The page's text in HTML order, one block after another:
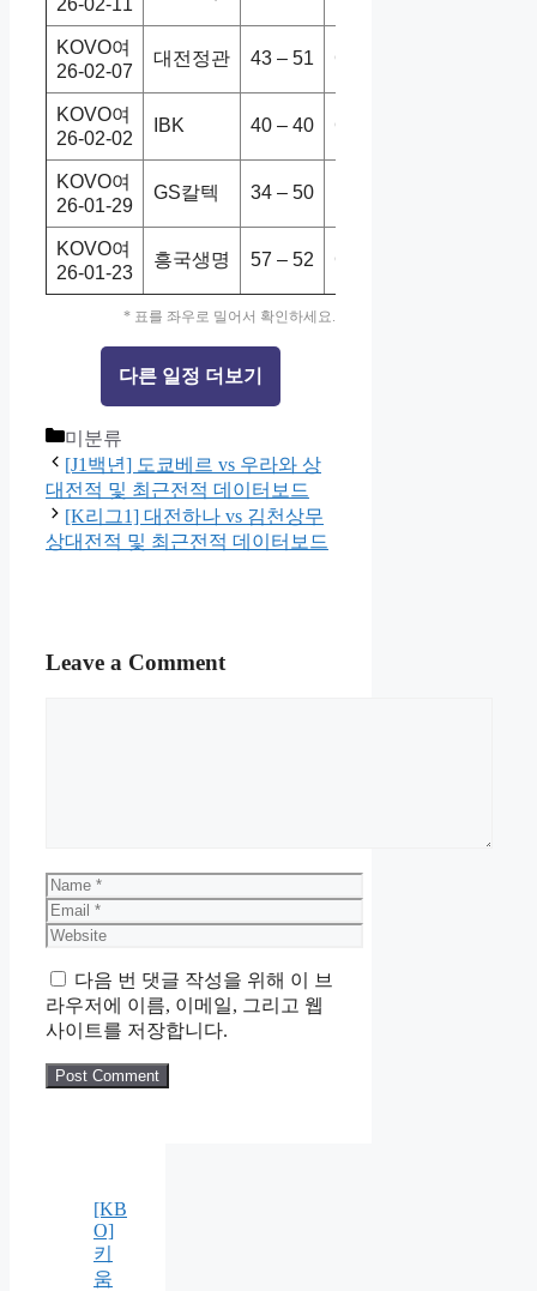
26-02-11
KOVO여
26-02-07
대전정관 43 – 51 GS칼텍
KOVO여
26-02-02
IBK 40 – 40 GS칼텍
KOVO여
26-01-29
GS칼텍 34 – 50
KOVO여
26-01-23
흥국생명 57 – 52 GS칼텍
* 표를 좌우로 밀어서 확인하세요.
다른 일정 더보기
Categories
미분류
[J1백년] 도쿄베르 vs 우라와 상
대전적 및 최근전적 데이터보드
[K리그1] 대전하나 vs 김천상무
상대전적 및 최근전적 데이터보드
Leave a Comment
Name
Email
Website
다음 번 댓글 작성을 위해 이 브
라우저에 이름, 이메일, 그리고 웹
사이트를 저장합니다.
[KB
O]
키
움